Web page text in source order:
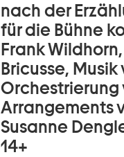
nach der
für die Bühne
Frank
Bricusse,
Orchestrierung
Arrangements
Susanne
14+